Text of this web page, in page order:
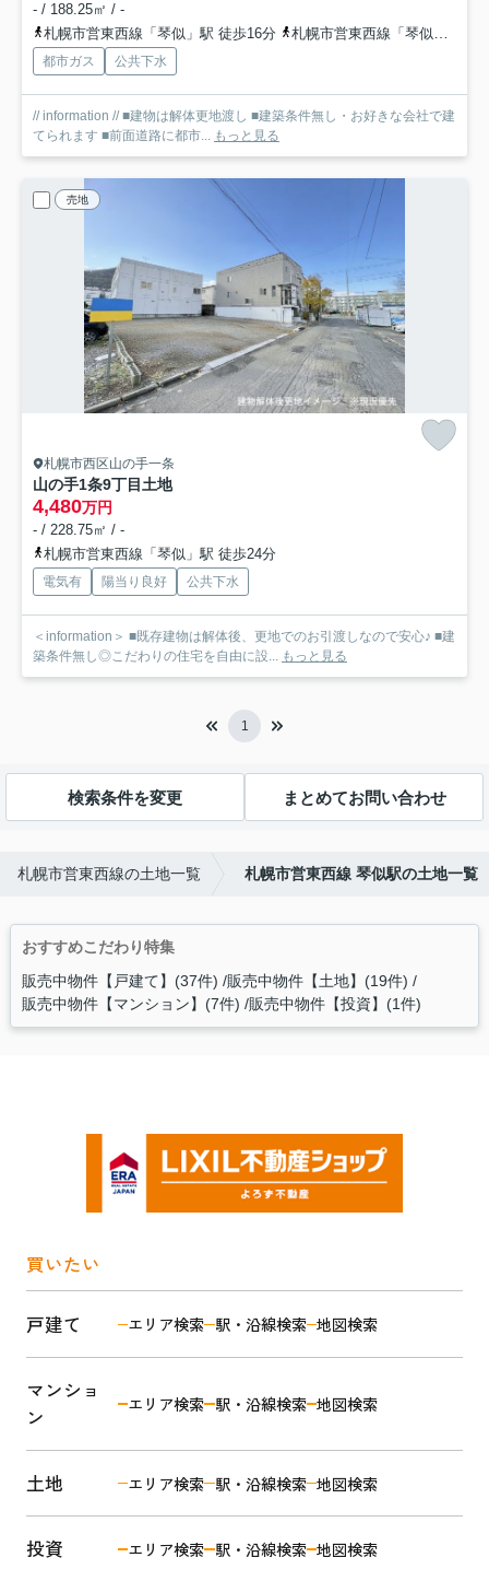
- / 188.25㎡ / -
札幌市営東西線「琴似」駅 徒歩16分
札幌市営東西線「琴似」駅 バス8分 ＪＲバス「八軒２条１丁目」 停歩5分
都市ガス 公共下水
// information // ■建物は解体更地渡し ■建築条件無し・お好きな会社で建
てられます ■前面道路に都市... もっと見る
売地
札幌市西区山の手一条
山の手1条9丁目土地
4,480万円
- / 228.75㎡ / -
札幌市営東西線「琴似」駅 徒歩24分
電気有 陽当り良好 公共下水
＜information＞ ■既存建物は解体後、更地でのお引渡しなので安心♪ ■建
築条件無し◎こだわりの住宅を自由に設... もっと見る
1
検索条件を変更 まとめてお問い合わせ
札幌市営東西線の土地一覧 札幌市営東西線 琴似駅の土地一覧
おすすめこだわり特集
販売中物件【戸建て】(37件) 販売中物件【土地】(19件)
販売中物件【マンション】(7件) 販売中物件【投資】(1件)
買いたい
戸建て エリア検索 駅・沿線検索 地図検索
マンショ
ン
エリア検索 駅・沿線検索 地図検索
土地 エリア検索 駅・沿線検索 地図検索
投資 エリア検索 駅・沿線検索 地図検索